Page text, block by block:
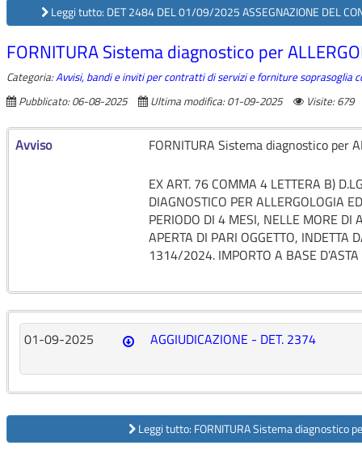
Leggi tutto: DET 2484 DEL 01/09/2025 ASSEGNAZIONE DEL
FORNITURA Sistema diagnostico per
Categoria:Avvisi, bandi e inviti per contratti di servizi e forniture soprasoglia
Pubblicato: 06-08-2025
Ultima modifica: 01-09-2025 Visite: 679
Avviso
FORNITURA Sistema diagnostico per
EX ART. 76 COMMA 4 LETTERA B)
DIAGNOSTICO PER ALLERGOLOGIA
PERIODO DI 4 MESI, NELLE MORE DI
APERTA DI PARI OGGETTO, INDETTA
1314/2024. IMPORTO A BASE
01-09-2025 AGGIUDICAZIONE - DET. 2374
Leggi tutto: FORNITURA Sistema diagnostico